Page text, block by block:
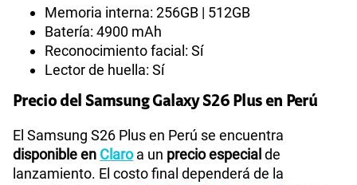
Tasa de refresco: 1–120Hz adaptativa
Cámara principal: 50MP
Cámara ultra gran angular: 12MP
Teleobjetivo: 10MP con zoom óptico 3X
Procesador: Exynos 2600 (2nm)
Memoria RAM: 12GB + 12GB RAM Plus
Memoria interna: 256GB | 512GB
Batería: 4900 mAh